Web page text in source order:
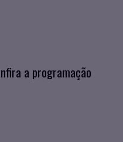
a programação